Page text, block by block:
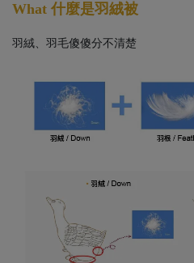
What 什麼是羽絨被
羽絨、羽毛傻傻分不清楚